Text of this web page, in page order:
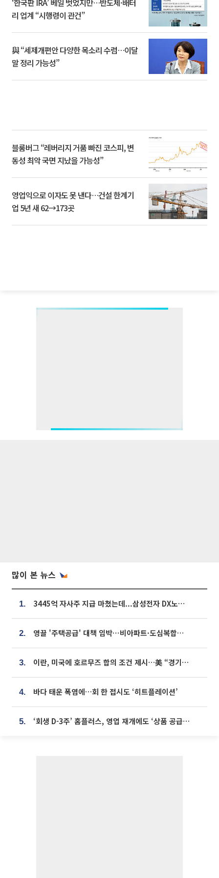
‘한국판 IRA’ 베일 벗었지만…반도체·배터
리 업계 “시행령이 관건”
與 “세제개편안 다양한 목소리 수렴…이달
말 정리 가능성”
블룸버그 “레버리지 거품 빠진 코스피, 변
동성 최악 국면 지났을 가능성”
영업익으로 이자도 못 낸다…건설 한계기
업 5년 새 62→173곳
많이 본 뉴스
1. 3445억 자사주 지급 마쳤는데...삼성전자 DX노조, 뒤늦은 '떼쓰기 집회'
2. 영끌 '주택공급' 대책 임박⋯비아파트·도심복합까지 총동원
3. 이란, 미국에 호르무즈 합의 조건 제시…美 “경기 아직 안 끝나” [종합]
4. 바다 태운 폭염에…회 한 접시도 ‘히트플레이션’
5. ‘회생 D-3주’ 홈플러스, 영업 재개에도 ‘상품 공급망’ 복구가 생존 관건